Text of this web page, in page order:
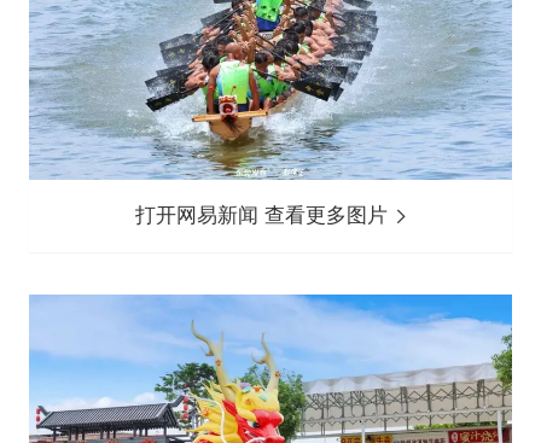
打开网易新闻 查看更多图片